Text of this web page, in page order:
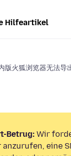
Hilfeartikel
版火狐浏览器无法导
Betrug: Wir
eine